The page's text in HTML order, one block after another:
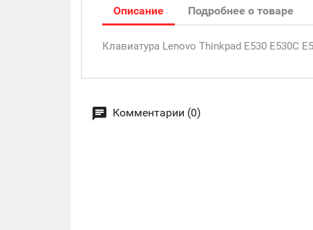
Описание Подробнее о товаре
Клавиатура Lenovo Thinkpad E530 E530C
Комментарии (0)